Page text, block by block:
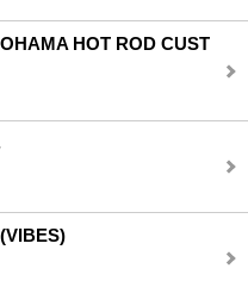
HOT ROD CUST